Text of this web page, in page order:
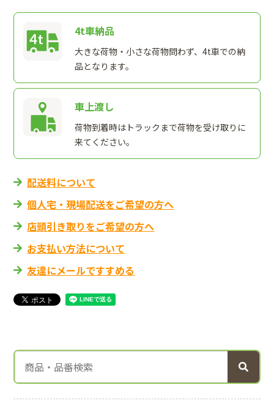
4t車納品
大きな荷物・小さな荷物問わず、4t車での納
品となります。
車上渡し
荷物到着時はトラックまで荷物を受け取りに
来てください。
配送料について
個人宅・現場配送をご希望の方へ
店頭引き取りをご希望の方へ
お支払い方法について
友達にメールですすめる